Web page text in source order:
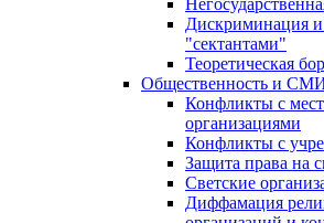
Дискриминация и
"сектантами"
Теоретическая
Общественность и
Конфликты с
организациями
Конфликты с
Защита права на
Светские
Диффамация